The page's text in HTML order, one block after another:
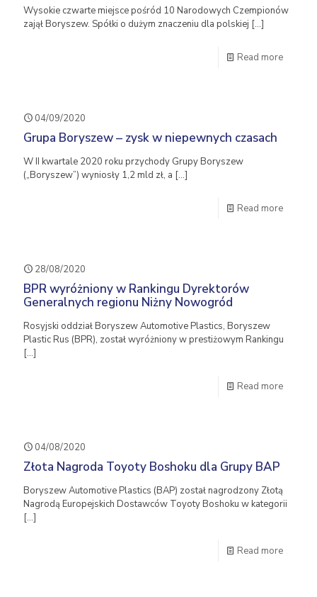
Wysokie czwarte miejsce pośród 10 Narodowych Czempionów
zajął Boryszew. Spółki o dużym znaczeniu dla polskiej […]
Read more
04/09/2020
Grupa Boryszew – zysk w niepewnych czasach
W II kwartale 2020 roku przychody Grupy Boryszew
(„Boryszew”) wyniosły 1,2 mld zł, a […]
Read more
28/08/2020
BPR wyróżniony w Rankingu Dyrektorów
Generalnych regionu Niżny Nowogród
Rosyjski oddział Boryszew Automotive Plastics, Boryszew
Plastic Rus (BPR), został wyróżniony w prestiżowym Rankingu
[…]
Read more
04/08/2020
Złota Nagroda Toyoty Boshoku dla Grupy BAP
Boryszew Automotive Plastics (BAP) został nagrodzony Złotą
Nagrodą Europejskich Dostawców Toyoty Boshoku w kategorii
[…]
Read more